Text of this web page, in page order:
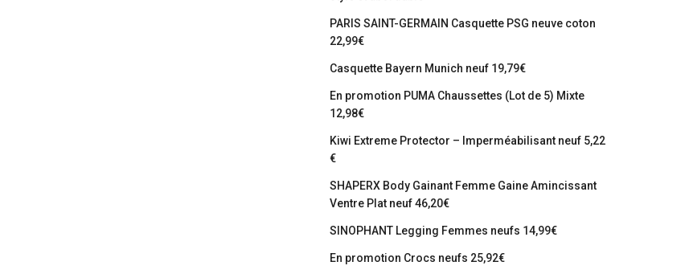
PARIS SAINT-GERMAIN Casquette PSG neuve coton
22,99€
Casquette Bayern Munich neuf 19,79€
En promotion PUMA Chaussettes (Lot de 5) Mixte
12,98€
Kiwi Extreme Protector – Imperméabilisant neuf 5,22
€
SHAPERX Body Gainant Femme Gaine Amincissant
Ventre Plat neuf 46,20€
SINOPHANT Legging Femmes neufs 14,99€
En promotion Crocs neufs 25,92€